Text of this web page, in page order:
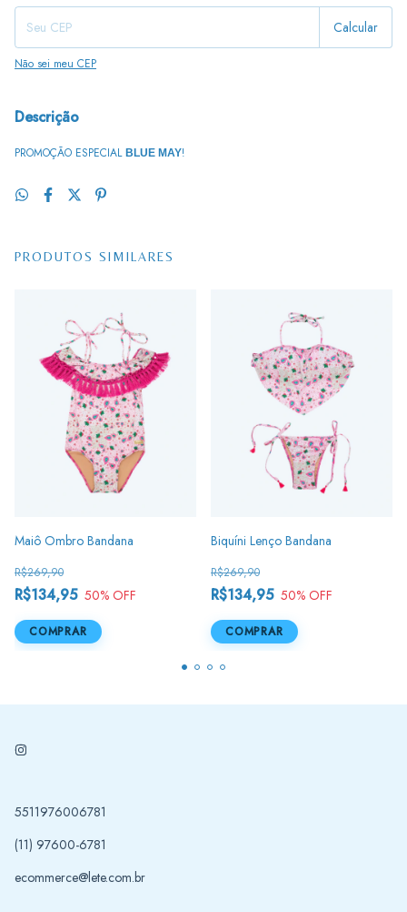
Calcular
Não sei meu CEP
Descrição
PROMOÇÃO ESPECIAL BLUE MAY!
PRODUTOS SIMILARES
Maiô Ombro Bandana
R$134,95
R$269,90
50% OFF
COMPRAR
Biquíni Lenço Bandana
R$134,95
R$269,90
50% OFF
COMPRAR
5511976006781
(11) 97600-6781
ecommerce@lete.com.br